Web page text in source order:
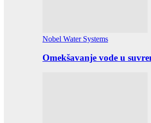
Nobel Water Systems
Omekšavanje vode u